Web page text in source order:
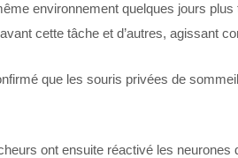
environnement quelques jours
cette tâche et d’autres, agissant
que les souris privées de
ont ensuite réactivé les neurones